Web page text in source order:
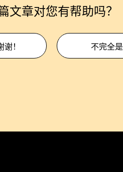
文章对您有帮助吗？
！ 不完全是